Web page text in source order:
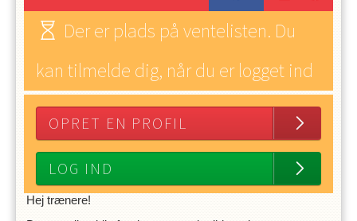
Der er plads på ventelisten. Du
kan tilmelde dig, når du er logget ind
OPRET EN PROFIL
LOG IND
Hej trænere!